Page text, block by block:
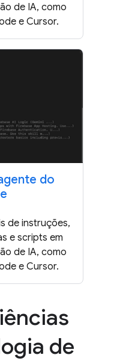
de IA, como
e Cursor.
do
de instruções,
e scripts em
de IA, como
e Cursor.
de